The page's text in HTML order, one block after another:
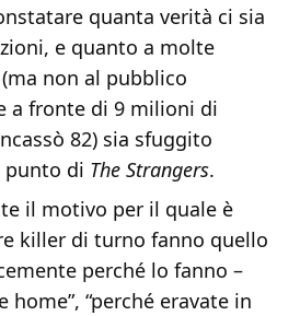
quanta verità ci sia
e quanto a molte
(ma non al pubblico
a fronte di 9 milioni di
82) sia sfuggito
punto di The Strangers.
il motivo per il quale è
killer di turno fanno quello
perché lo fanno –
home”, “perché eravate in